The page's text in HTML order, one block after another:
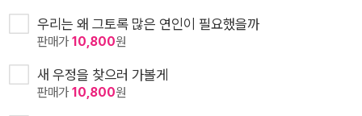
우리는 왜 그토록 많은 연인이 필요했을까
판매가10,800원
새 우정을 찾으러 가볼게
판매가10,800원